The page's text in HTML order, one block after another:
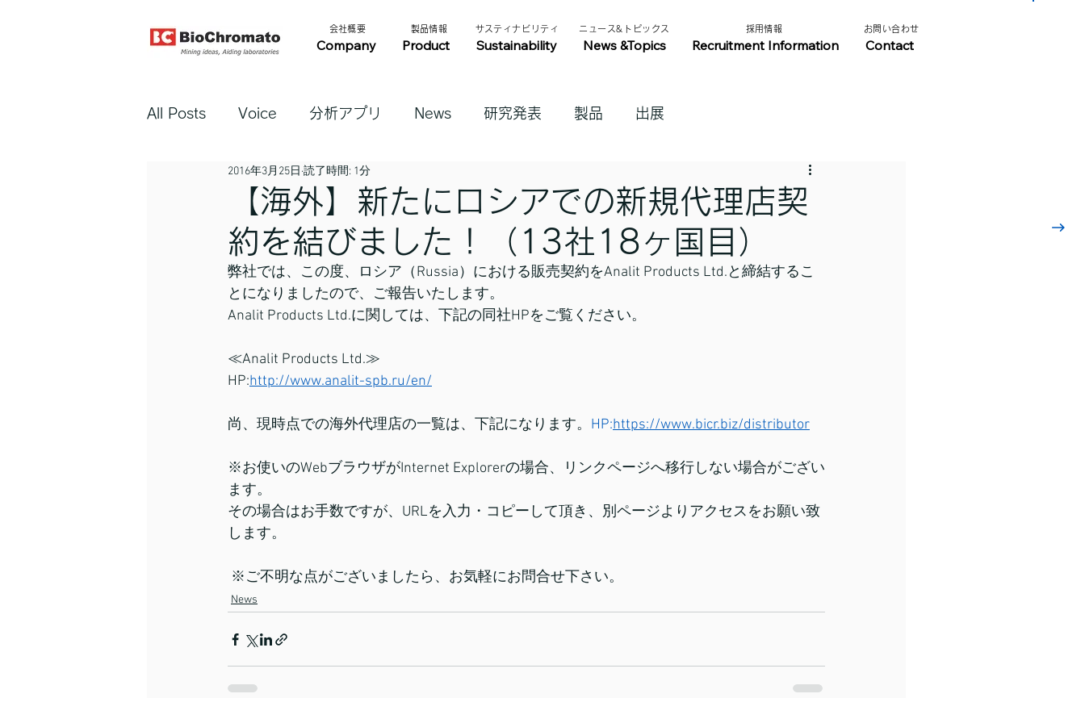
Company Product Sustainability News &Topics Recruitment Information Contact
​製品情報​​
​会社概要​​ ​サスティナビリティ​ ​ニュース&トピックス​ ​採用情報​​ ​お問い合わせ​
All Posts Voice 分析アプリ News 研究発表 製品 出展
【海外】新たにロシアでの新規代理店契
約を結びました！（13社18ヶ国目）
2016年3月25日 読了時間: 1分
弊社では、この度、ロシア（Russia）における販売契約をAnalit Products Ltd.と締結するこ
とになりましたので、ご報告いたします。
Analit Products Ltd.に関しては、下記の同社HPをご覧ください。
≪Analit Products Ltd.≫
HP:http://www.analit-spb.ru/en/
尚、現時点での海外代理店の一覧は、下記になります。 HP:https://www.bicr.biz/distributor
※お使いのWebブラウザがInternet Explorerの場合、リンクページへ移行しない場合がござい
ます。
その場合はお手数ですが、URLを入力・コピーして頂き、別ページよりアクセスをお願い致
します。
※ご不明な点がございましたら、お気軽にお問合せ下さい。
News